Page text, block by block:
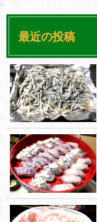
最近の投稿